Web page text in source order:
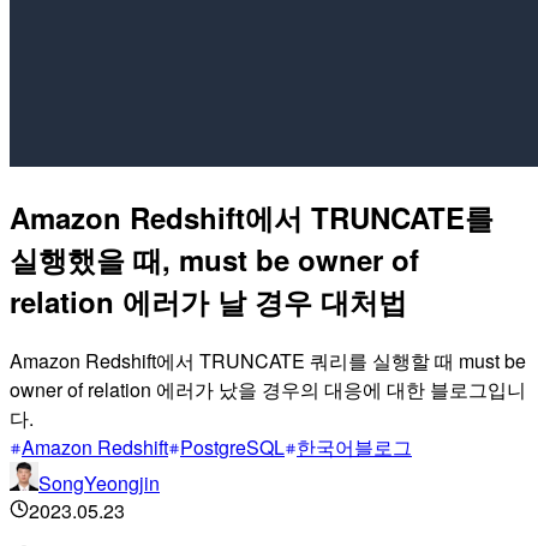
Amazon Redshift에서 TRUNCATE를
실행했을 때, must be owner of
relation 에러가 날 경우 대처법
Amazon Redshift에서 TRUNCATE 쿼리를 실행할 때 must be
owner of relation 에러가 났을 경우의 대응에 대한 블로그입니
다.
Amazon Redshift PostgreSQL 한국어블로그
SongYeongjin
2023.05.23